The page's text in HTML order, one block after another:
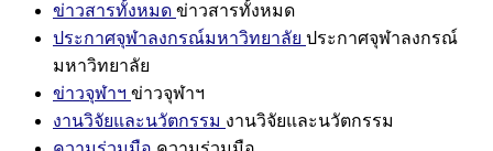
ข่าวสารทั้งหมด ข่าวสารทั้งหมด
ประกาศจุฬาลงกรณ์มหาวิทยาลัย ประกาศจุฬาลงกรณ์
มหาวิทยาลัย
ข่าวจุฬาฯ ข่าวจุฬาฯ
งานวิจัยและนวัตกรรม งานวิจัยและนวัตกรรม